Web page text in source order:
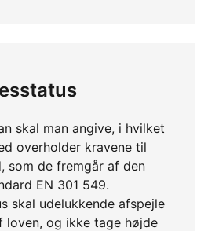
skal man angive, i hvilket
overholder kravene til
som de fremgår af den
EN 301 549.
skal udelukkende afspejle
loven, og ikke tage højde